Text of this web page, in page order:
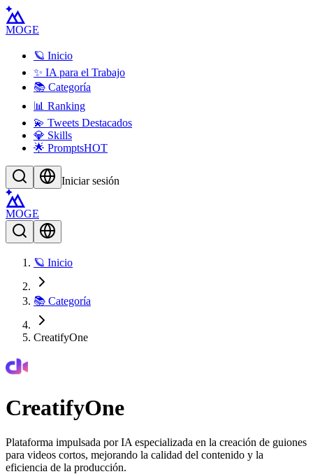
MOGE
🪐 Inicio
✨ IA para el Trabajo
📚 Categoría
📊 Ranking
💫 Tweets Destacados
💎 Skills
🌟 PromptsHOT
Iniciar sesión
MOGE
🪐 Inicio
📚 Categoría
CreatifyOne
CreatifyOne
Plataforma impulsada por IA especializada en la creación de guiones
para videos cortos, mejorando la calidad del contenido y la
eficiencia de la producción.